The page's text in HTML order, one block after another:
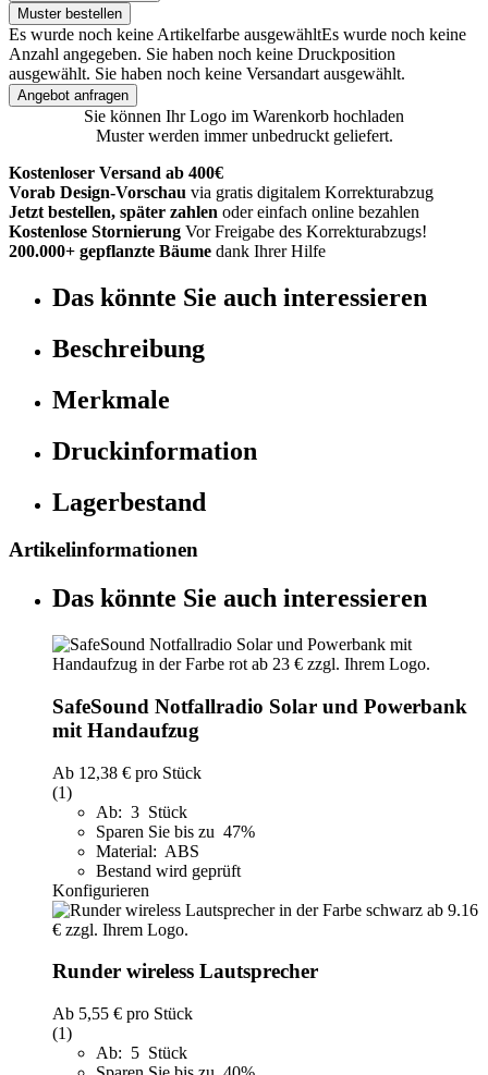
Muster bestellen
Es wurde noch keine Artikelfarbe ausgewähltEs wurde noch keine
Anzahl angegeben. Sie haben noch keine Druckposition
ausgewählt. Sie haben noch keine Versandart ausgewählt.
Angebot anfragen
Sie können Ihr Logo im Warenkorb hochladen
Muster werden immer unbedruckt geliefert.
Kostenloser Versand ab 400€
Vorab Design-Vorschau via gratis digitalem Korrekturabzug
Jetzt bestellen, später zahlen oder einfach online bezahlen
Kostenlose Stornierung Vor Freigabe des Korrekturabzugs!
200.000+ gepflanzte Bäume dank Ihrer Hilfe
Das könnte Sie auch interessieren
Beschreibung
Merkmale
Druckinformation
Lagerbestand
Artikelinformationen
Das könnte Sie auch interessieren
SafeSound Notfallradio Solar und Powerbank
mit Handaufzug
Ab 12,38 € pro Stück
(1)
Ab: 3 Stück
Sparen Sie bis zu 47%
Material: ABS
Bestand wird geprüft
Konfigurieren
Runder wireless Lautsprecher
Ab 5,55 € pro Stück
(1)
Ab: 5 Stück